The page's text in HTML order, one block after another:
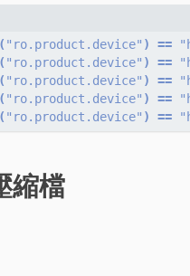
( "ro.product.device" ) ==
( "ro.product.device" ) ==
( "ro.product.device" ) ==
( "ro.product.device" ) ==
( "ro.product.device" ) ==
縮檔